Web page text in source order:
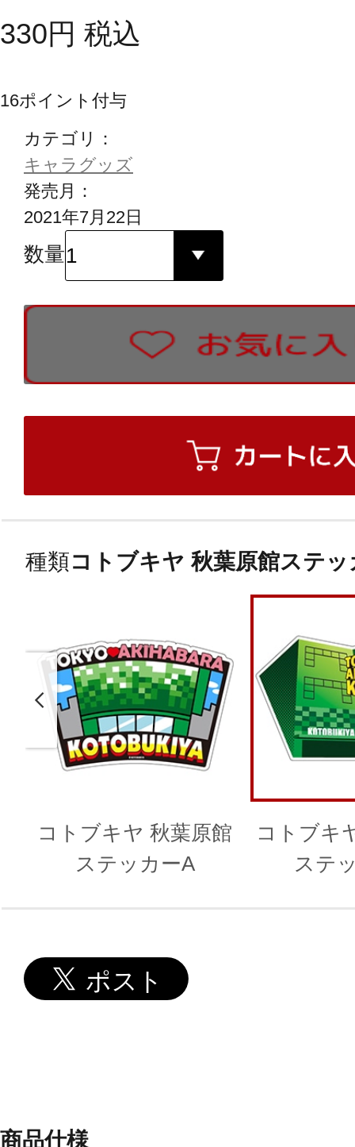
330円 税込
16ポイント付与
カテゴリ：
キャラグッズ
発売月：
2021年7月22日
数量
種類コトブキヤ 秋葉原館ステ
コトブキヤ 秋葉原館
ステッカーA
コトブキ
ステ
商品仕様